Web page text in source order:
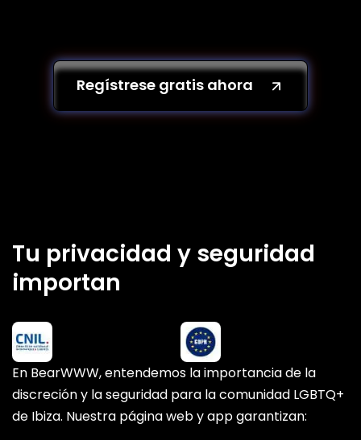
Regístrese gratis ahora
Tu privacidad y seguridad
importan
En BearWWW, entendemos la importancia de la
discreción y la seguridad para la comunidad LGBTQ+
de Ibiza. Nuestra página web y app garantizan: